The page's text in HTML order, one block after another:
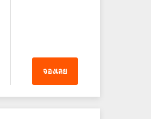
จองเลย